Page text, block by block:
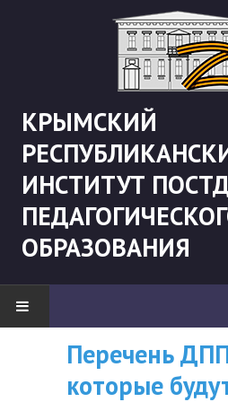
КРЫМСКИЙ
ИНСТИТУТ
ОБРАЗОВАНИЯ
НОВОСТИ
"Боевая" русистика
Перечень
которые